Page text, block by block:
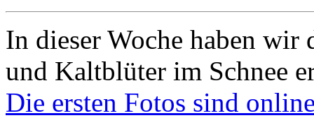
In dieser Woche haben wir
und Kaltblüter im Schnee
Die ersten Fotos sind